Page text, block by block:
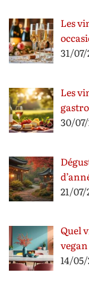
Les
31/07/
Les
30/
21/07/
Quel
vegan
14/